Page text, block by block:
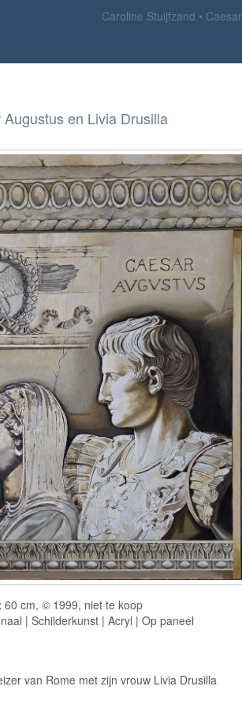
Caroline Stuijfzand
Augustus en Livia Drusilla
60 cm, © 1999, niet te koop
| Schilderkunst | Acryl | Op paneel
van Rome met zijn vrouw Livia Drusilla